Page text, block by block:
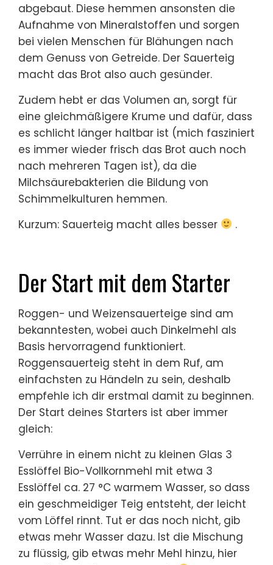
abgebaut. Diese hemmen ansonsten die
Aufnahme von Mineralstoffen und sorgen
bei vielen Menschen für Blähungen nach
dem Genuss von Getreide. Der Sauerteig
macht das Brot also auch gesünder.
Zudem hebt er das Volumen an, sorgt für
eine gleichmäßigere Krume und dafür, dass
es schlicht länger haltbar ist (mich fasziniert
es immer wieder frisch das Brot auch noch
nach mehreren Tagen ist), da die
Milchsäurebakterien die Bildung von
Schimmelkulturen hemmen.
Kurzum: Sauerteig macht alles besser
.
Der Start mit dem Starter
Roggen- und Weizensauerteige sind am
bekanntesten, wobei auch Dinkelmehl als
Basis hervorragend funktioniert.
Roggensauerteig steht in dem Ruf, am
einfachsten zu Händeln zu sein, deshalb
empfehle ich dir erstmal damit zu beginnen.
Der Start deines Starters ist aber immer
gleich:
Verrühre in einem nicht zu kleinen Glas 3
Esslöffel Bio-Vollkornmehl mit etwa 3
Esslöffel ca. 27 °C warmem Wasser, so dass
ein geschmeidiger Teig entsteht, der leicht
vom Löffel rinnt. Tut er das noch nicht, gib
etwas mehr Wasser dazu. Ist die Mischung
zu flüssig, gib etwas mehr Mehl hinzu, hier